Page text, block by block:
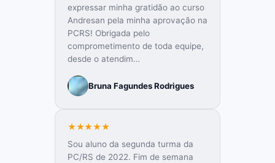
expressar minha gratidão ao curso
Andresan pela minha aprovação na
PCRS! Obrigada pelo
comprometimento de toda equipe,
desde o atendim…
Bruna Fagundes Rodrigues
★★★★★
Sou aluno da segunda turma da
PC/RS de 2022. Fim de semana